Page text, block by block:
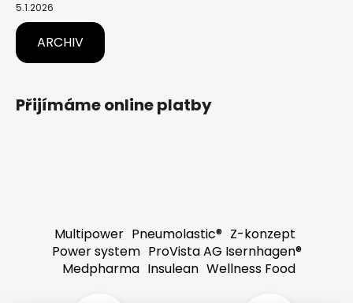
5.1.2026
ARCHIV
Přijímáme online platby
Multipower Pneumolastic® Z-konzept
Power system ProVista AG Isernhagen®
Medpharma Insulean Wellness Food